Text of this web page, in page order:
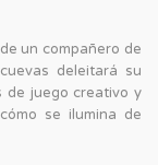
un compañero de
deleitará su
de juego creativo y
se ilumina de